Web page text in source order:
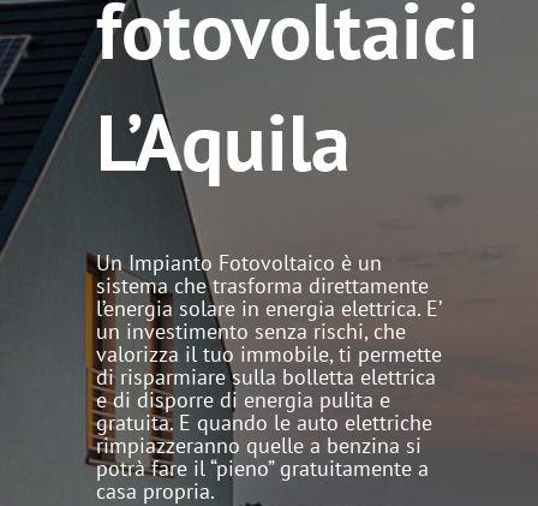
fotovoltaici
L’Aquila
Un Impianto Fotovoltaico è un
sistema che trasforma direttamente
l’energia solare in energia elettrica. E’
un investimento senza rischi, che
valorizza il tuo immobile, ti permette
di risparmiare sulla bolletta elettrica
e di disporre di energia pulita e
gratuita. E quando le auto elettriche
rimpiazzeranno quelle a benzina si
potrà fare il “pieno” gratuitamente a
casa propria.